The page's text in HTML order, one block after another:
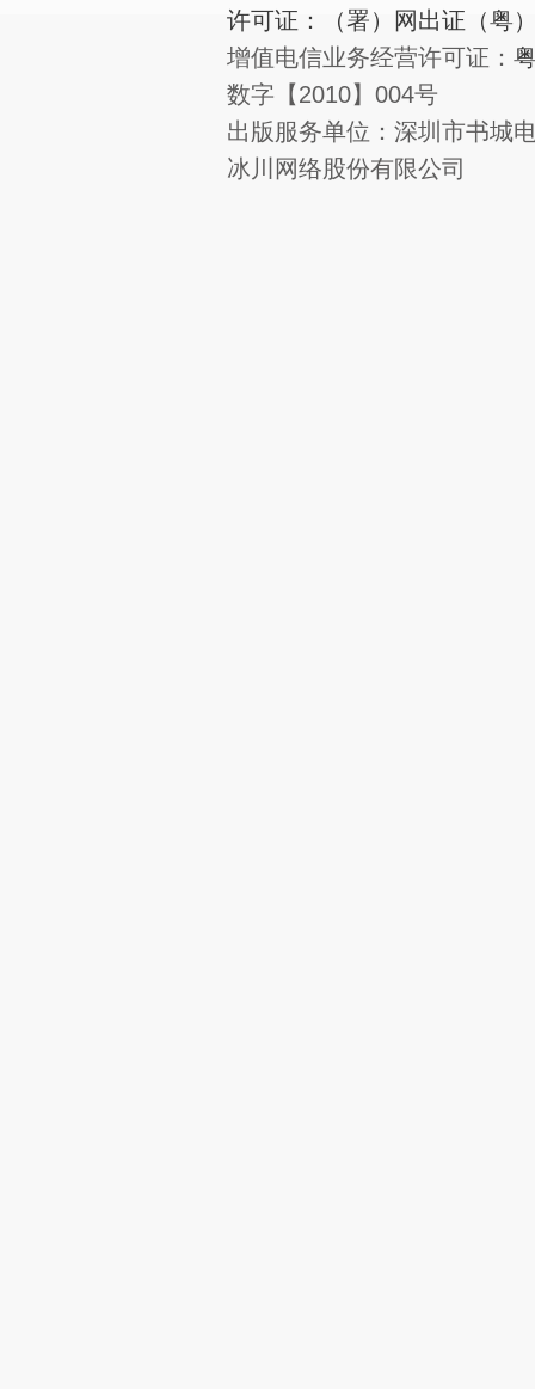
许可证：（署）网出证（粤
增值电信业务经营许可证：
数字【2010】004号
出版服务单位：深圳市书城
冰川网络股份有限公司